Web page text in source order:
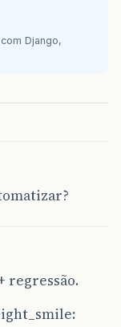
Django,
regressão.